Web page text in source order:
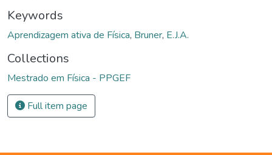
Keywords
Aprendizagem ativa de Física, Bruner, E.J.A.
Collections
Mestrado em Física - PPGEF
Full item page